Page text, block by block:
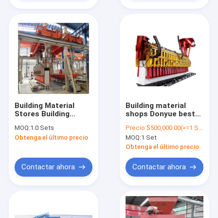
Building Material
Stores Building
Plant Autoclave
Aerated Concrete
MOQ:1.0 Sets
Obtenga el último precio
Contactar ahora
Building material
shops Donyue best
making machine light
block machine
factory
Precio:$500,000.00(>=1 Sets)
MOQ:1 Set
Obtenga el último precio
Contactar ahora